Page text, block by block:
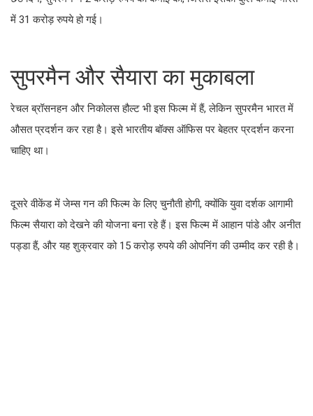
में 31 करोड़ रुपये हो गई।
सुपरमैन और सैयारा का मुकाबला
रेचल ब्रॉसनहन और निकोलस हौल्ट भी इस फिल्म में हैं, लेकिन सुपरमैन भारत में
औसत प्रदर्शन कर रहा है। इसे भारतीय बॉक्स ऑफिस पर बेहतर प्रदर्शन करना
चाहिए था।
दूसरे वीकेंड में जेम्स गन की फिल्म के लिए चुनौती होगी, क्योंकि युवा दर्शक आगामी
फिल्म सैयारा को देखने की योजना बना रहे हैं। इस फिल्म में आहान पांडे और अनीत
पड्डा हैं, और यह शुक्रवार को 15 करोड़ रुपये की ओपनिंग की उम्मीद कर रही है।